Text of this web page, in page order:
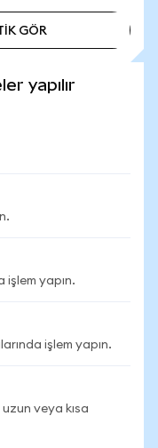
GÖR
yapılır
işlem yapın.
işlem yapın.
veya kısa